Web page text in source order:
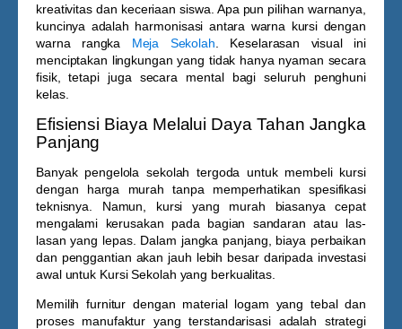
kreativitas dan keceriaan siswa. Apa pun pilihan warnanya,
kuncinya adalah harmonisasi antara warna kursi dengan
warna rangka Meja Sekolah . Keselarasan visual ini
menciptakan lingkungan yang tidak hanya nyaman secara
fisik, tetapi juga secara mental bagi seluruh penghuni
kelas.
Efisiensi Biaya Melalui Daya Tahan Jangka
Panjang
Banyak pengelola sekolah tergoda untuk membeli kursi
dengan harga murah tanpa memperhatikan spesifikasi
teknisnya. Namun, kursi yang murah biasanya cepat
mengalami kerusakan pada bagian sandaran atau las-
lasan yang lepas. Dalam jangka panjang, biaya perbaikan
dan penggantian akan jauh lebih besar daripada investasi
awal untuk Kursi Sekolah yang berkualitas.
Memilih furnitur dengan material logam yang tebal dan
proses manufaktur yang terstandarisasi adalah strategi